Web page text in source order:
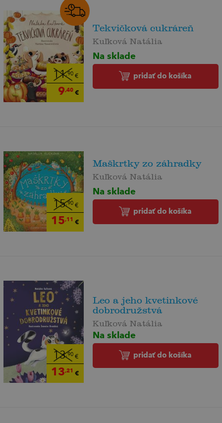
11,90€
9,40€
Tekvičková cukráreň
Kuľková Natália
Na sklade
pridať do košíka
15,90€
15,11 €
Maškrtky zo záhradky
Kuľková Natália
Na sklade
pridať do košíka
13,90€
13,21 €
Leo a jeho kvetinkové
dobrodružstvá
Kuľková Natália
Na sklade
pridať do košíka